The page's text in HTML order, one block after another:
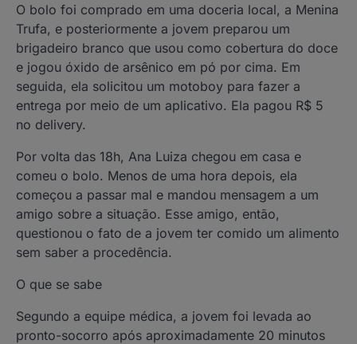
O bolo foi comprado em uma doceria local, a Menina
Trufa, e posteriormente a jovem preparou um
brigadeiro branco que usou como cobertura do doce
e jogou óxido de arsênico em pó por cima. Em
seguida, ela solicitou um motoboy para fazer a
entrega por meio de um aplicativo. Ela pagou R$ 5
no delivery.
Por volta das 18h, Ana Luiza chegou em casa e
comeu o bolo. Menos de uma hora depois, ela
começou a passar mal e mandou mensagem a um
amigo sobre a situação. Esse amigo, então,
questionou o fato de a jovem ter comido um alimento
sem saber a procedência.
O que se sabe
Segundo a equipe médica, a jovem foi levada ao
pronto-socorro após aproximadamente 20 minutos